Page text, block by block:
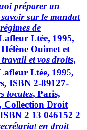
préparer un
sur le mandat
de
Ltée, 1995,
Ouimet et
et vos droits,
Ltée, 1995,
ISBN 2-89127-
locales, Paris,
Collection Droit
2 13 046152 2
en droit